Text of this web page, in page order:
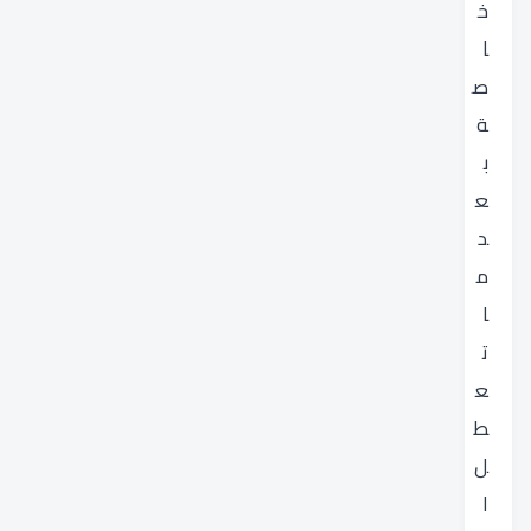
خ
ا
ص
ة
ب
ع
د
م
ا
ت
ع
ط
ل
ا